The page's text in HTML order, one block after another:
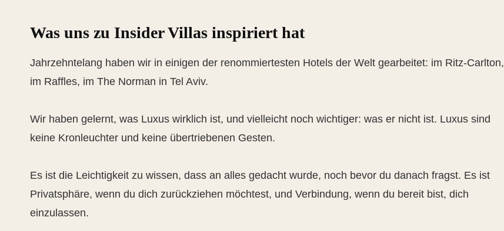
Was uns zu Insider Villas inspiriert hat
Jahrzehntelang haben wir in einigen der renommiertesten Hotels der Welt gearbeitet: im Ritz-Carlton,
im Raffles, im The Norman in Tel Aviv.
Wir haben gelernt, was Luxus wirklich ist, und vielleicht noch wichtiger: was er nicht ist. Luxus sind
keine Kronleuchter und keine übertriebenen Gesten.
Es ist die Leichtigkeit zu wissen, dass an alles gedacht wurde, noch bevor du danach fragst. Es ist
Privatsphäre, wenn du dich zurückziehen möchtest, und Verbindung, wenn du bereit bist, dich
einzulassen.